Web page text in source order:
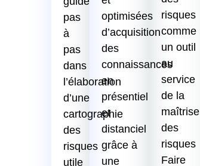
pas
à
pas
dans
l’élaboration
d’une
cartographie
des
risques
utile
optimisées
d’acquisition
des
connaissances
en
présentiel
et
distanciel
grâce à
une
risques
comme
un outil
au
service
de la
maîtrise
des
risques
Faire